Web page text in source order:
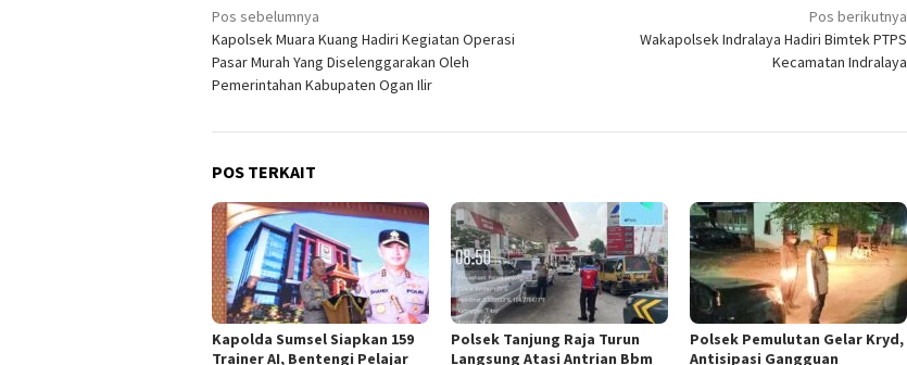
Navigasi
pos
Pos sebelumnya
Kapolsek Muara Kuang Hadiri Kegiatan Operasi
Pasar Murah Yang Diselenggarakan Oleh
Pemerintahan Kabupaten Ogan Ilir
Pos berikutnya
Wakapolsek Indralaya Hadiri Bimtek PTPS
Kecamatan Indralaya
POS TERKAIT
Kapolda Sumsel Siapkan 159
Trainer AI, Bentengi Pelajar
Polsek Tanjung Raja Turun
Langsung Atasi Antrian Bbm
Polsek Pemulutan Gelar Kryd,
Antisipasi Gangguan